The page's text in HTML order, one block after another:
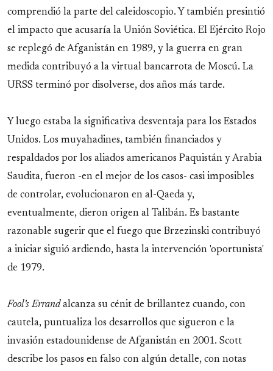
comprendió la parte del caleidoscopio. Y también presintió
el impacto que acusaría la Unión Soviética. El Ejército Rojo
se replegó de Afganistán en 1989, y la guerra en gran
medida contribuyó a la virtual bancarrota de Moscú. La
URSS terminó por disolverse, dos años más tarde.
Y luego estaba la significativa desventaja para los Estados
Unidos. Los muyahadines, también financiados y
respaldados por los aliados americanos Paquistán y Arabia
Saudita, fueron -en el mejor de los casos- casi imposibles
de controlar, evolucionaron en al-Qaeda y,
eventualmente, dieron origen al Talibán. Es bastante
razonable sugerir que el fuego que Brzezinski contribuyó
a iniciar siguió ardiendo, hasta la intervención 'oportunista'
de 1979.
Fool’s Errandalcanza su cénit de brillantez cuando, con
cautela, puntualiza los desarrollos que sigueron e la
invasión estadounidense de Afganistán en 2001. Scott
describe los pasos en falso con algún detalle, con notas